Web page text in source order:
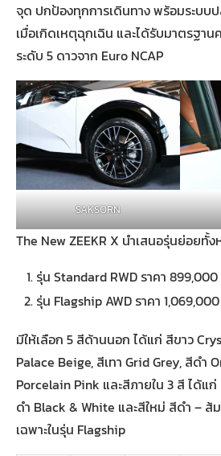
จุด ปกป้องทุกการเดินทาง พร้อมระบบ
เมื่อเกิดเหตุฉุกเฉิน และได้รับมาตรฐา
ระดับ 5 ดาวจาก Euro NCAP
SAKSORN
The New ZEEKR X นำเสนอรุ่นย่อยทั้
รุ่น Standard RWD ราคา
รุ่น Flagship AWD ราคา
มีให้เลือก 5 สีด้านนอก ได้แก่ สีขาว
Palace Beige, สีเทา Grid Grey, สีดำ
Porcelain Pink และสีภายใน 3 สี ได้แ
ดำ Black & White และสีใหม่ สีดำ – ส้
เฉพาะในรุ่น Flagship